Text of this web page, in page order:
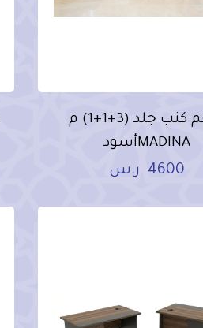
طقم كنب جلد (3+1+1) م
MADINAأسود
4600 ر.س